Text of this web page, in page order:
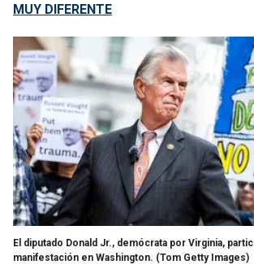
MUY DIFERENTE
El diputado Donald Jr., demócrata por Virginia,
manifestación en Washington. (Tom Getty Images)